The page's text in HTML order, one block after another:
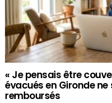
« Je pensais être
évacués en Gironde
remboursés